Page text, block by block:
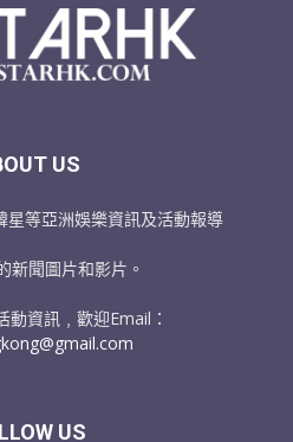
US
星等亞洲娛樂資訊及活動報導
新聞圖片和影片。
動資訊﹐歡迎Email：
US